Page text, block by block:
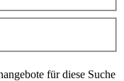
für diese Suche